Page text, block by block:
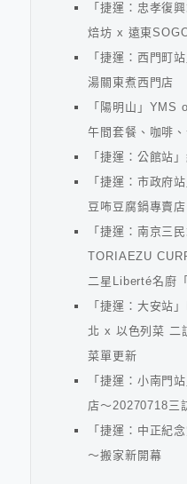
「捷運：忠孝復
焙坊 x 遠東
「捷運：西門町
湯關東煮西門店
「陽明山」YMS
午間套餐、咖啡
「捷運：公館站
「捷運：市政府
豆咘豆腐鍋專賣
「捷運：南京三
TORIAEZU
二星Liberté名廚
「捷運：大安站
北 x 以色列菜 二
菜單更新
「捷運：小南門
店～20270718三
「捷運：中正紀
～搬家新開幕